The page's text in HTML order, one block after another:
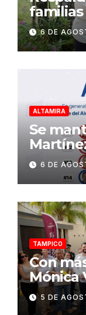
6 DE
ALTAMIRA
Se
uno en
6 DE
TAMPICO
Con
Mónica
la5 DE